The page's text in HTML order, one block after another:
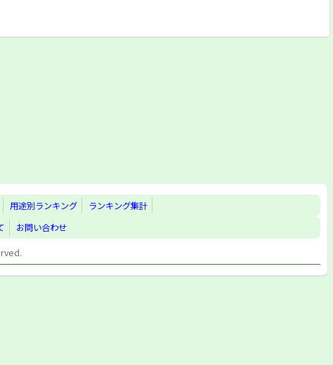
用途別ランキング
ランキング集計
お問い合わせ